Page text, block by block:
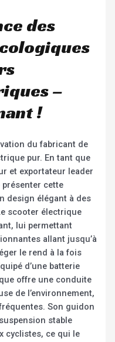
des
–
!
du fabricant de
pur. En tant que
et exportateur leader
cette
design élégant à des
scooter électrique
lui permettant
allant jusqu’à
le rend à la fois
d’une batterie
offre une conduite
de l’environnement,
Son guidon
stable
cyclistes, ce qui le